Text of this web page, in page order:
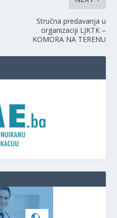
Stručna predavanja u
organizaciji LJKTK –
KOMORA NA TERENU